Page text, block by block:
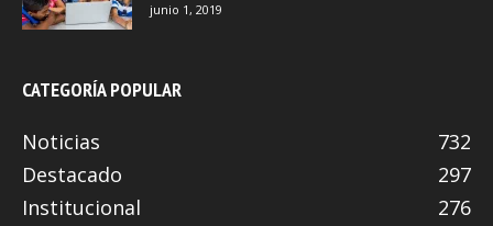
junio 1, 2019
CATEGORÍA POPULAR
Noticias
732
Destacado
297
Institucional
276